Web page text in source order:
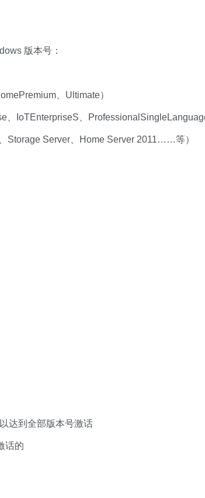
版本号：
、Ultimate）
、IoTEnterpriseS、
Storage Server、Home Server 2011……等）
达到全部版本号激话
话的